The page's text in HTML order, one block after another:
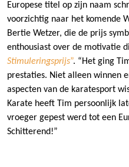
Europese titel op zijn naam
voorzichtig naar het komende
Bertie Wetzer, die de prijs
enthousiast over de motivatie
Stimuleringsprijs”. “Het ging
prestaties. Niet alleen winnen
aspecten van de karatesport
Karate heeft Tim persoonlijk
vroeger gepest werd tot een
Schitterend!”